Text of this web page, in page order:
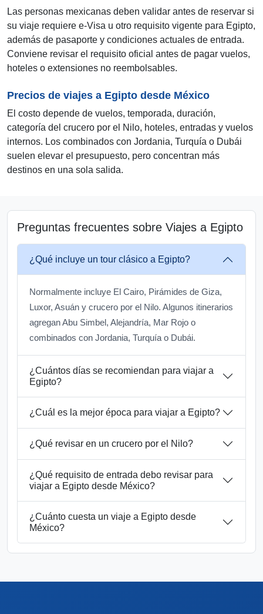
Las personas mexicanas deben validar antes de reservar si
su viaje requiere e-Visa u otro requisito vigente para Egipto,
además de pasaporte y condiciones actuales de entrada.
Conviene revisar el requisito oficial antes de pagar vuelos,
hoteles o extensiones no reembolsables.
Precios de viajes a Egipto desde México
El costo depende de vuelos, temporada, duración,
categoría del crucero por el Nilo, hoteles, entradas y vuelos
internos. Los combinados con Jordania, Turquía o Dubái
suelen elevar el presupuesto, pero concentran más
destinos en una sola salida.
Preguntas frecuentes sobre Viajes a Egipto
¿Qué incluye un tour clásico a Egipto?
Normalmente incluye El Cairo, Pirámides de Giza,
Luxor, Asuán y crucero por el Nilo. Algunos itinerarios
agregan Abu Simbel, Alejandría, Mar Rojo o
combinados con Jordania, Turquía o Dubái.
¿Cuántos días se recomiendan para viajar a
Egipto?
¿Cuál es la mejor época para viajar a Egipto?
¿Qué revisar en un crucero por el Nilo?
¿Qué requisito de entrada debo revisar para
viajar a Egipto desde México?
¿Cuánto cuesta un viaje a Egipto desde
México?